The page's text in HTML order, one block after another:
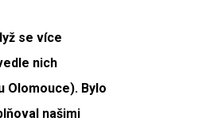
se více
nich
Olomouce). Bylo
našimi